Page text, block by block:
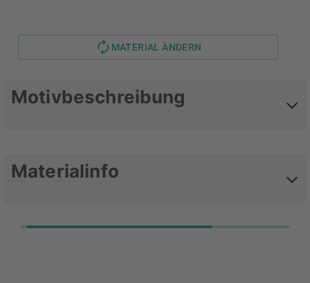
MATERIAL ÄNDERN
Motivbeschreibung
Materialinfo
Werte dein Lieblingsmotiv mit